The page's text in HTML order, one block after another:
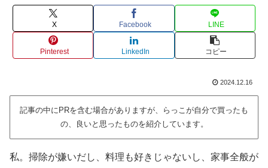
X Facebook LINE
Pinterest LinkedIn コピー
2024.12.16
記事の中にPRを含む場合がありますが、らっこが自分で買ったも
の、良いと思ったものを紹介しています。
私。掃除が嫌いだし、料理も好きじゃないし、家事全般が